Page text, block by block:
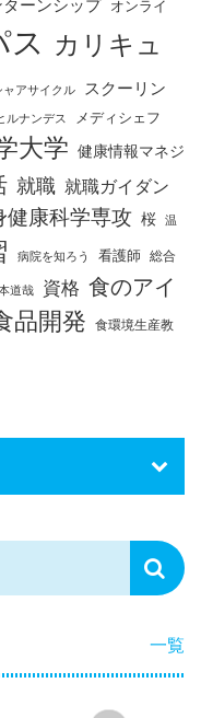
ターンシップ オンライ
カリキュ
ャアサイクル
スクーリン
ルナンデス メディシェフ
大学 健康情報マネジ
就職 就職ガイダン
健康科学専攻 桜 温
病院を知ろう 看護師 総合
道哉 資格 食のアイ
品開発 食環境生産教
一覧